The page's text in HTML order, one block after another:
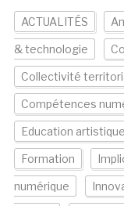
ACTUALITÉS
& technologie
Collectivité
Compétences
Education artistique
Formation
numérique